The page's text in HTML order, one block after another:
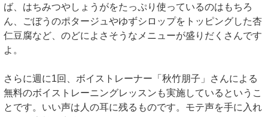
ば、はちみつやしょうがをたっぷり使っているのはもちろ
ん、ごぼうのポタージュやゆずシロップをトッピングした杏
仁豆腐など、のどによさそうなメニューが盛りだくさんです
よ。
さらに週に1回、ボイストレーナー「秋竹朋子」さんによる
無料のボイストレーニングレッスンも実施しているというこ
とです。いい声は人の耳に残るものです。モテ声を手に入れ